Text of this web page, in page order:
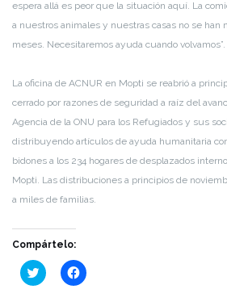
espera allá es peor que la situación aquí. La
a nuestros animales y nuestras casas no se han
meses. Necesitaremos ayuda cuando volvamos”.
La oficina de ACNUR en Mopti se reabrió a
cerrado por razones de seguridad a raíz del
Agencia de la ONU para los Refugiados y sus
distribuyendo artículos de ayuda humanitaria
bidones a los 234 hogares de desplazados
Mopti. Las distribuciones a principios de
a miles de familias.
Compártelo:
Haz
clic
Haz
clic